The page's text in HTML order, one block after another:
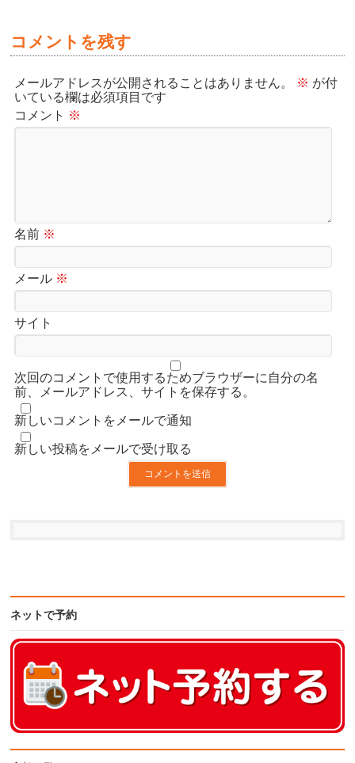
コメントを残す
メールアドレスが公開されることはありません。 ※ が付
いている欄は必須項目です
コメント ※
名前 ※
メール ※
サイト
次回のコメントで使用するためブラウザーに自分の名
前、メールアドレス、サイトを保存する。
新しいコメントをメールで通知
新しい投稿をメールで受け取る
ネットで予約